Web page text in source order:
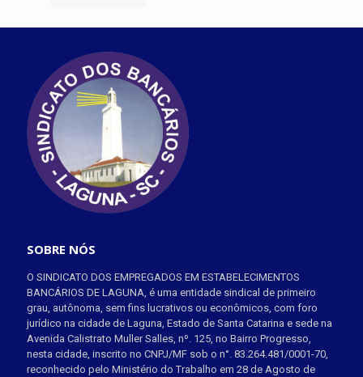
SOBRE NÓS
O SINDICATO DOS EMPREGADOS EM ESTABELECIMENTOS
BANCÁRIOS DE LAGUNA, é uma entidade sindical de primeiro
grau, autônoma, sem fins lucrativos ou econômicos, com foro
jurídico na cidade de Laguna, Estado de Santa Catarina e sede na
Avenida Calistrato Muller Salles, nº. 125, no Bairro Progresso,
nesta cidade, inscrito no CNPJ/MF sob o n°. 83.264.481/0001-70,
reconhecido pelo Ministério do Trabalho em 28 de Agosto de